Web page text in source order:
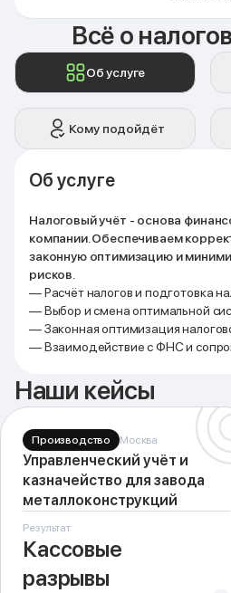
Всё о
Об услуге
Кому подойдёт
Об услуге
Налоговый учёт - основа
компании. Обеспечиваем
законную оптимизацию и
рисков.
— Расчёт налогов и подготовка
— Выбор и смена оптимальной
— Законная оптимизация
— Взаимодействие с ФНС и
Наши кейсы
Производство Москва
Управленческий учёт и
казначейство для завода
металлоконструкций
Результат
Кассовые
разрывы